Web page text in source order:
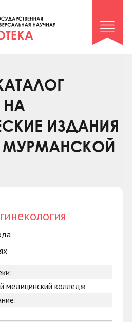
архив»
ИЗДАНИЯ
МУРМАНСКОЙ
медицинский колледж